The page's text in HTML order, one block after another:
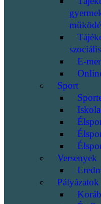
E-
Sport
Versenyek
Pályázatok